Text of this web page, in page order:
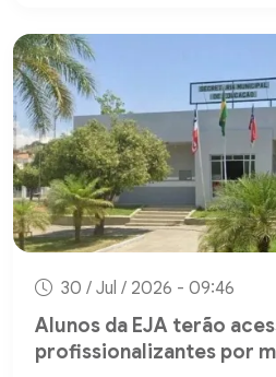
30 / Jul / 2026 - 09:46
Alunos da EJA terão
profissionalizantes por